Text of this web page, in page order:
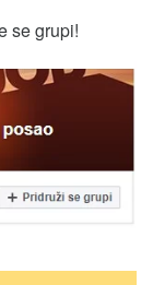
se grupi!